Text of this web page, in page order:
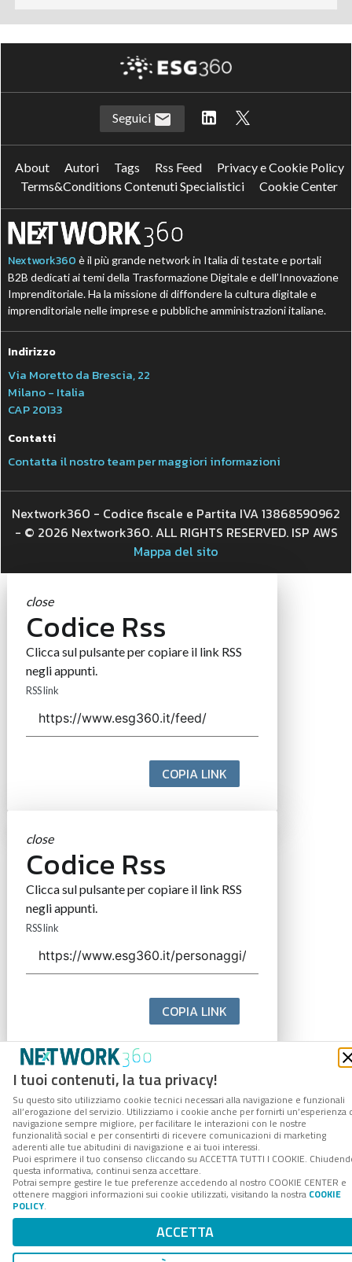
I tuoi contenuti, la tua privacy!
Su questo sito utilizziamo cookie tecnici necessari alla navigazione e funzionali
all’erogazione del servizio. Utilizziamo i cookie anche per fornirti un’esperienza
navigazione sempre migliore, per facilitare le interazioni con le nostre
funzionalità social e per consentirti di ricevere comunicazioni di marketing
aderenti alle tue abitudini di navigazione e ai tuoi interessi.
Puoi esprimere il tuo consenso cliccando su ACCETTA TUTTI I COOKIE.
questa informativa, continui senza accettare.
Potrai sempre gestire le tue preferenze accedendo al nostro COOKIE CENTER e
ottenere maggiori informazioni sui cookie utilizzati, visitando la nostra COOKIE
POLICY.
ACCETTA
Seguici
About Autori Tags Rss Feed
Privacy e Cookie Policy
Terms&Conditions Contenuti Specialistici
Cookie Center
Nextwork360 è il più grande network in Italia di testate e portali
B2B dedicati ai temi della Trasformazione Digitale e dell’Innovazione
Imprenditoriale. Ha la missione di diffondere la cultura digitale e
imprenditoriale nelle imprese e pubbliche amministrazioni italiane.
Indirizzo
Via Moretto da Brescia, 22
Milano - Italia
CAP 20133
Contatti
Contatta il nostro team per maggiori informazioni
Nextwork360 - Codice fiscale e Partita IVA 13868590962
- © 2026 Nextwork360. ALL RIGHTS RESERVED. ISP AWS
Mappa del sito
close
Codice Rss
Clicca sul pulsante per copiare il link RSS
negli appunti.
RSS link
COPIA LINK
close
Codice Rss
Clicca sul pulsante per copiare il link RSS
negli appunti.
RSS link
COPIA LINK